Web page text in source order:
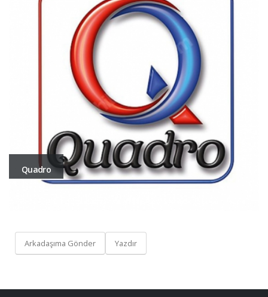
Quadro
Arkadaşıma Gönder Yazdır